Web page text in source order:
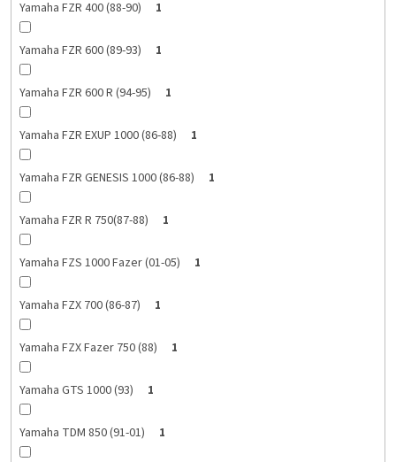
Yamaha FZR 400 (88-90) 1
Yamaha FZR 600 (89-93) 1
Yamaha FZR 600 R (94-95) 1
Yamaha FZR EXUP 1000 (86-88) 1
Yamaha FZR GENESIS 1000 (86-88) 1
Yamaha FZR R 750(87-88) 1
Yamaha FZS 1000 Fazer (01-05) 1
Yamaha FZX 700 (86-87) 1
Yamaha FZX Fazer 750 (88) 1
Yamaha GTS 1000 (93) 1
Yamaha TDM 850 (91-01) 1